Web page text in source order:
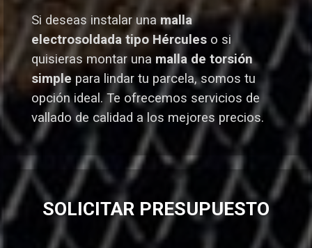
Si deseas instalar una malla
electrosoldada tipo Hércules o si
quisieras montar una malla de torsión
simple para lindar tu parcela, somos tu
opción ideal. Te ofrecemos servicios de
vallado de calidad a los mejores precios.
SOLICITAR PRESUPUESTO